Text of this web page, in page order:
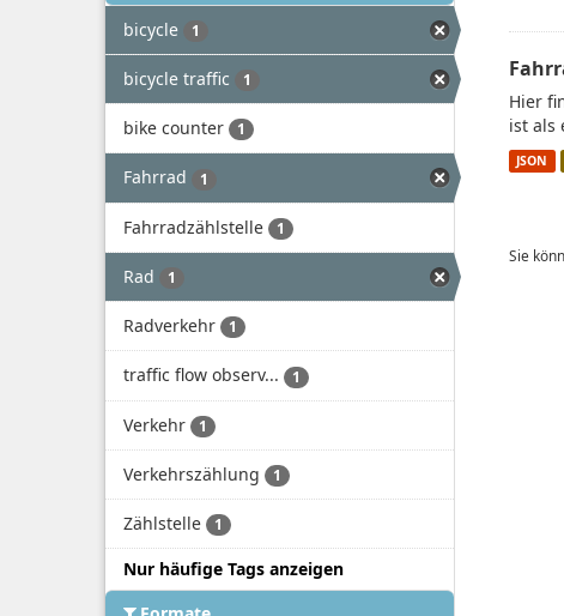
bicycle 1
bicycle traffic 1
bike counter 1
Fahrrad 1
Fahrradzählstelle 1
Rad 1
Radverkehr 1
traffic flow observ... 1
Verkehr 1
Verkehrszählung 1
Zählstelle 1
Nur häufige Tags anzeigen
Hier
ist als
JSON
Sie